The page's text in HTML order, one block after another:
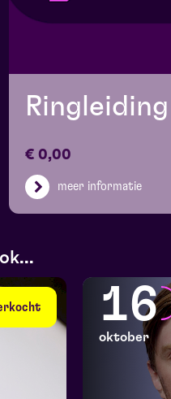
Ringleiding
€ 0,00
meer informatie
16
oktober